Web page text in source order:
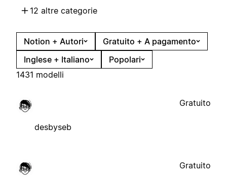
12 altre categorie
Notion + Autori
Gratuito + A pagamento
Inglese + Italiano
Popolari
1431 modelli
desbyseb
Gratuito
Gratuito